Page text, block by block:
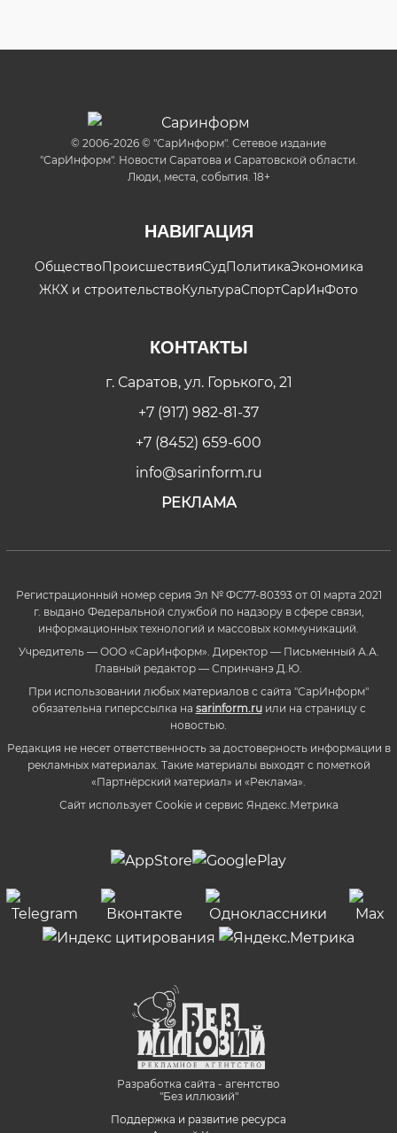
© 2006-2026 © "СарИнформ". Сетевое издание
"СарИнформ". Новости Саратова и Саратовской области.
Люди, места, события. 18+
НАВИГАЦИЯ
ОбществоПроисшествияСудПолитикаЭкономика
ЖКХ и строительствоКультураСпортСарИнФото
КОНТАКТЫ
г. Саратов, ул. Горького, 21
+7 (917) 982-81-37
+7 (8452) 659-600
info@sarinform.ru
РЕКЛАМА
Регистрационный номер серия Эл № ФС77-80393 от 01 марта 2021
г. выдано Федеральной службой по надзору в сфере связи,
информационных технологий и массовых коммуникаций.
Учредитель — ООО «СарИнформ». Директор — Письменный А.А.
Главный редактор — Спринчанэ Д.Ю.
При использовании любых материалов с сайта "СарИнформ"
обязательна гиперссылка на sarinform.ruили на страницу с
новостью.
Редакция не несет ответственность за достоверность информации в
рекламных материалах. Такие материалы выходят с пометкой
«Партнёрский материал» и «Реклама».
Сайт использует Cookie и сервиc Яндекс.Метрика
Разработка сайта - агентство
"Без иллюзий"
Поддержка и развитие ресурса